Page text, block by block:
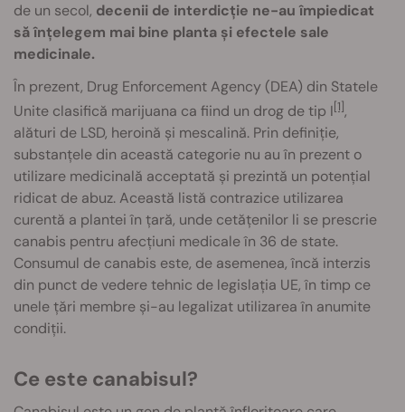
de un secol, decenii de interdicție ne-au împiedicat
să înțelegem mai bine planta și efectele sale
medicinale.
În prezent, Drug Enforcement Agency (DEA) din Statele
Unite clasifică marijuana ca fiind un drog de tip I[1],
alături de LSD, heroină și mescalină. Prin definiție,
substanțele din această categorie nu au în prezent o
utilizare medicinală acceptată și prezintă un potențial
ridicat de abuz. Această listă contrazice utilizarea
curentă a plantei în țară, unde cetățenilor li se prescrie
canabis pentru afecțiuni medicale în 36 de state.
Consumul de canabis este, de asemenea, încă interzis
din punct de vedere tehnic de legislația UE, în timp ce
unele țări membre și-au legalizat utilizarea în anumite
condiții.
Ce este canabisul?